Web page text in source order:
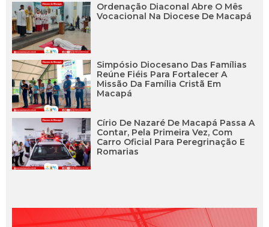
Ordenação Diaconal Abre O Mês
Vocacional Na Diocese De Macapá
Simpósio Diocesano Das Famílias
Reúne Fiéis Para Fortalecer A
Missão Da Família Cristã Em
Macapá
Círio De Nazaré De Macapá Passa A
Contar, Pela Primeira Vez, Com
Carro Oficial Para Peregrinação E
Romarias